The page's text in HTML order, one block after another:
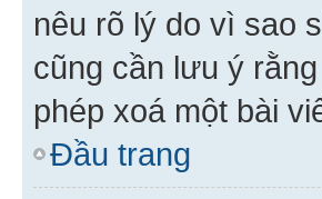
nêu rõ lý do vì sao
cũng cần lưu ý
phép xoá một bài
Đầu trang